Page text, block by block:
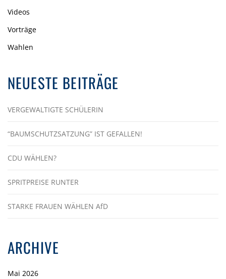
Videos
Vorträge
Wahlen
NEUESTE BEITRÄGE
VERGEWALTIGTE SCHÜLERIN
“BAUMSCHUTZSATZUNG” IST GEFALLEN!
CDU WÄHLEN?
SPRITPREISE RUNTER
STARKE FRAUEN WÄHLEN AfD
ARCHIVE
Mai 2026